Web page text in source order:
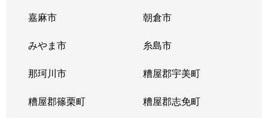
嘉麻市 朝倉市
みやま市 糸島市
那珂川市 糟屋郡宇美町
糟屋郡篠栗町 糟屋郡志免町